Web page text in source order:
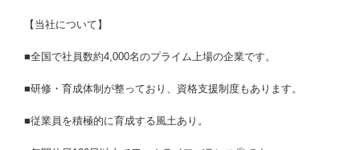
【当社について】
■全国で社員数約4,000名のプライム上場の企業です。
■研修・育成体制が整っており、資格支援制度もあります。
■従業員を積極的に育成する風土あり。